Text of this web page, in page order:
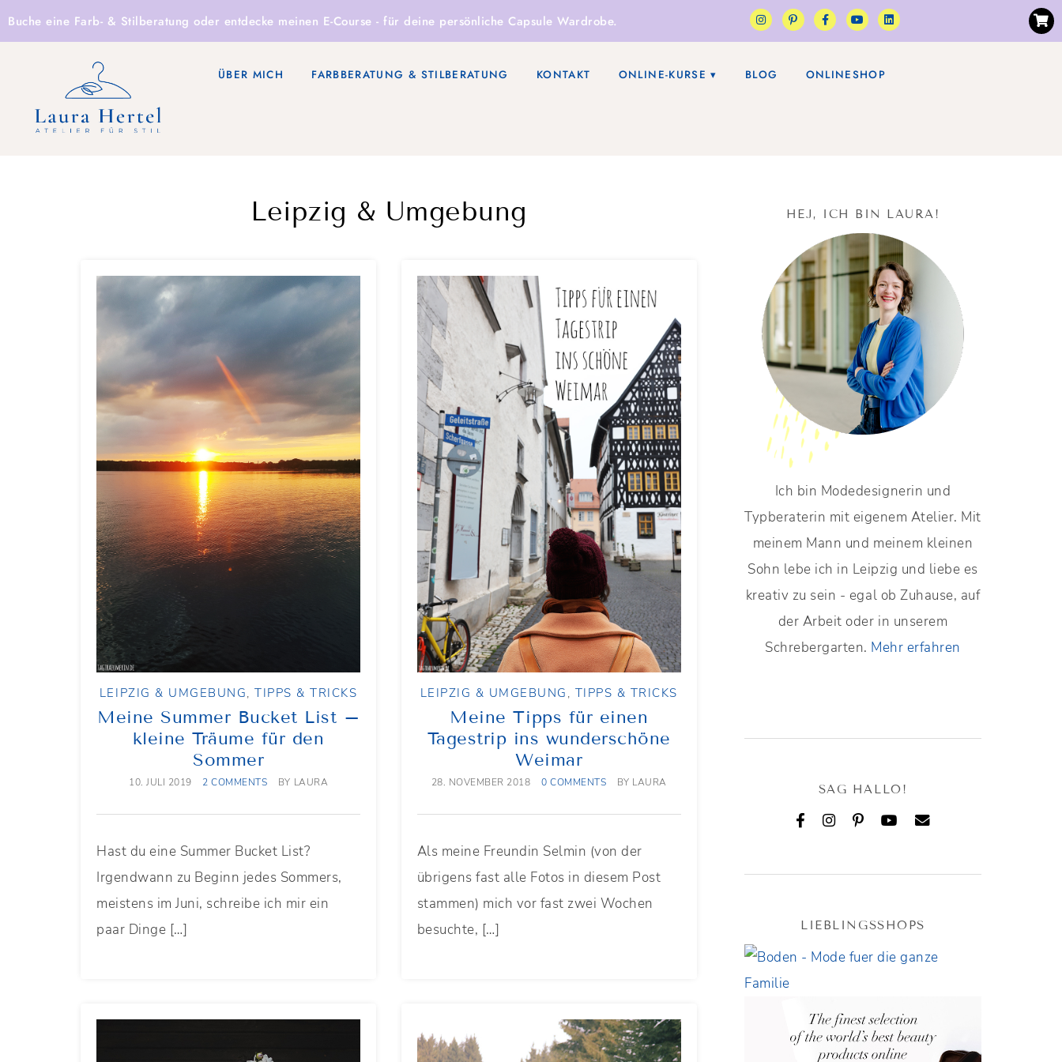
Buche eine Farb- & Stilberatung oder entdecke meinen E-Course - für deine persönliche Capsule Wardrobe.
ÜBER MICH FARBBERATUNG & STILBERATUNG KONTAKT ONLINE-KURSE BLOG ONLINESHOP
Leipzig & Umgebung
LEIPZIG & UMGEBUNG,TIPPS & TRICKS
Meine Summer Bucket List –
kleine Träume für den
Sommer
10. JULI 2019 2 COMMENTS BY LAURA
Hast du eine Summer Bucket List?
Irgendwann zu Beginn jedes Sommers,
meistens im Juni, schreibe ich mir ein
paar Dinge […]
LEIPZIG & UMGEBUNG , TIPPS & TRICKS
Meine Tipps für einen
Tagestrip ins wunderschöne
Weimar
28. NOVEMBER 2018 0 COMMENTS BY LAURA
Als meine Freundin Selmin (von der
übrigens fast alle Fotos in diesem Post
stammen) mich vor fast zwei Wochen
besuchte, […]
HEJ, ICH BIN LAURA!
Ich bin Modedesignerin und
Typberaterin mit eigenem Atelier. Mit
meinem Mann und meinem kleinen
Sohn lebe ich in Leipzig und liebe es
kreativ zu sein - egal ob Zuhause, auf
der Arbeit oder in unserem
Schrebergarten. Mehr erfahren
SAG HALLO!
LIEBLINGSSHOPS